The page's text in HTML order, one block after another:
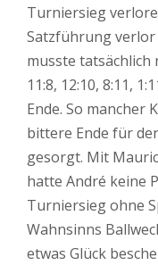
Turniersieg
Satzführung verlor
musste tatsächlich
11:8, 12:10, 8:11,
Ende. So mancher
bittere Ende für
gesorgt. Mit
hatte André keine
Turniersieg ohne
Wahnsinns
etwas Glück